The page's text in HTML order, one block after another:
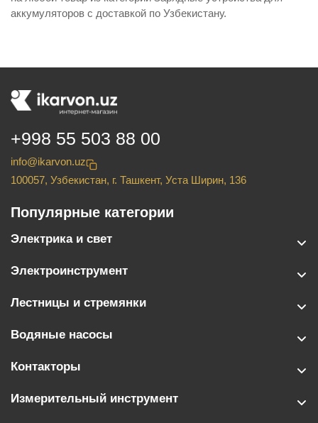
аккумуляторов с доставкой по Узбекистану.
+998 55 503 88 00
info@ikarvon.uz
100057, Узбекистан, г. Ташкент, Уста Ширин, 136
Популярные категории
Электрика и свет
Электроинструмент
Лестницы и стремянки
Водяные насосы
Контакторы
Измерительный инструмент